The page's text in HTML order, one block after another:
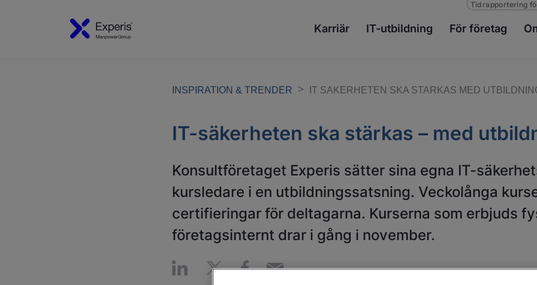
Karriär IT-utbildning För företag
Tidrapportering
INSPIRATION & TRENDER IT SAKERHETEN SKA STARKAS MED
IT-säkerheten ska stärkas – med
Konsultföretaget Experis sätter sina egna IT-
kursledare i en utbildningssatsning. Veckolånga
certifieringar för deltagarna. Kurserna som erbjuds
företagsinternt drar i gång i november.